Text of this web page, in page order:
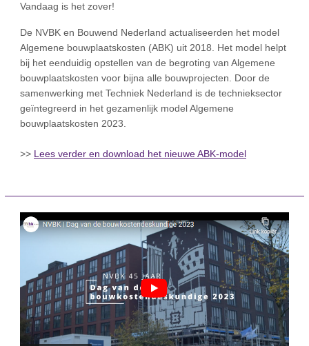
Vandaag is het zover!
De NVBK en Bouwend Nederland actualiseerden het model
Algemene bouwplaatskosten (ABK) uit 2018. Het model helpt
bij het eenduidig opstellen van de begroting van Algemene
bouwplaatskosten voor bijna alle bouwprojecten. Door de
samenwerking met Techniek Nederland is de technieksector
geïntegreerd in het gezamenlijk model Algemene
bouwplaatskosten 2023.
>> Lees verder en download het nieuwe ABK-model